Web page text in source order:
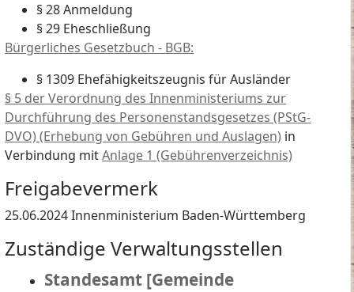
§ 28 Anmeldung
§ 29 Eheschließung
Bürgerliches Gesetzbuch - BGB:
§ 1309 Ehefähigkeitszeugnis für Ausländer
§ 5 der Verordnung des Innenministeriums zur
Durchführung des Personenstandsgesetzes (PStG-
DVO) (Erhebung von Gebühren und Auslagen) in
Verbindung mitAnlage 1 (Gebührenverzeichnis)
Freigabevermerk
25.06.2024 Innenministerium Baden-Württemberg
Zuständige Verwaltungsstellen
Standesamt [Gemeinde